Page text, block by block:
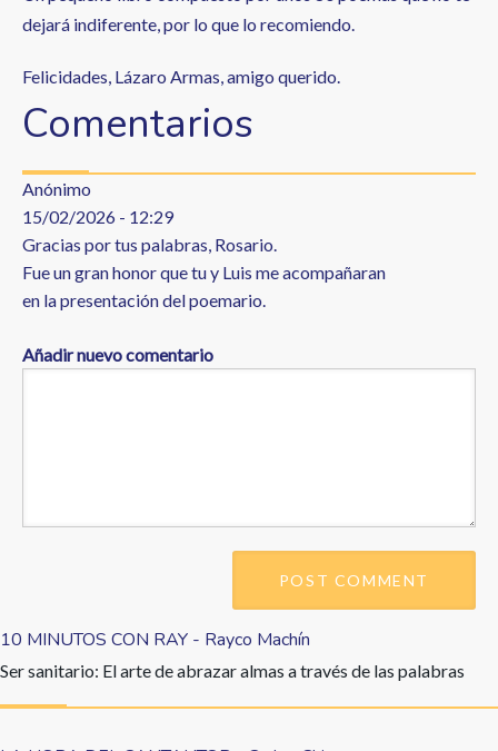
dejará indiferente, por lo que lo recomiendo.
Felicidades, Lázaro Armas, amigo querido.
Comentarios
Anónimo
15/02/2026 - 12:29
Gracias por tus palabras, Rosario.
Fue un gran honor que tu y Luis me acompañaran
en la presentación del poemario.
Añadir nuevo comentario
10 MINUTOS CON RAY - Rayco Machín
Ser sanitario: El arte de abrazar almas a través de las palabras